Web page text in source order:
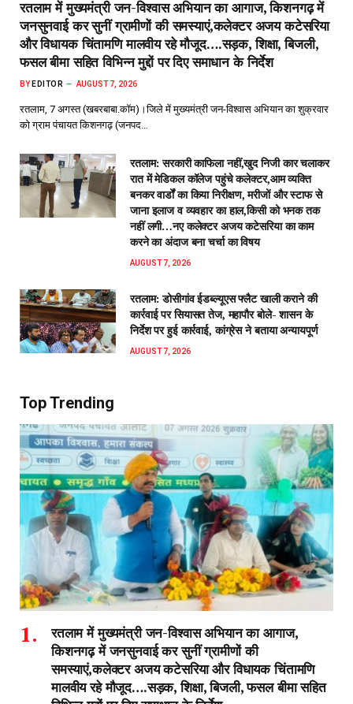
रतलाम में मुख्यमंत्री जन-विश्वास अभियान का आगाज, किशनगढ़ में
जनसुनवाई कर सुनीं ग्रामीणों की समस्याएं,कलेक्टर अजय कटेसरिया
और विधायक चिंतामणि मालवीय रहे मौजूद….सड़क, शिक्षा, बिजली,
फसल बीमा सहित विभिन्न मुद्दों पर दिए समाधान के निर्देश
BY EDITOR AUGUST 7, 2026
रतलाम, 7 अगस्त (खबरबाबा.कॉम)।जिले में मुख्यमंत्री जन-विश्वास अभियान का शुक्रवार
को ग्राम पंचायत किशनगढ़ (जनपद…
रतलाम: सरकारी काफिला नहीं,खुद निजी कार चलाकर
रात में मेडिकल कॉलेज पहुंचे कलेक्टर,आम व्यक्ति
बनकर वार्डों का किया निरीक्षण, मरीजों और स्टाफ से
जाना इलाज व व्यवहार का हाल,किसी को भनक तक
नहीं लगी…नए कलेक्टर अजय कटेसरिया का काम
करने का अंदाज बना चर्चा का विषय
AUGUST 7, 2026
रतलाम: डोसीगांव ईडब्ल्यूएस फ्लैट खाली कराने की
कार्रवाई पर सियासत तेज, महापौर बोले- शासन के
निर्देश पर हुई कार्रवाई, कांग्रेस ने बताया अन्यायपूर्ण
AUGUST 7, 2026
Top Trending
रतलाम में मुख्यमंत्री जन-विश्वास अभियान का आगाज,
किशनगढ़ में जनसुनवाई कर सुनीं ग्रामीणों की
समस्याएं,कलेक्टर अजय कटेसरिया और विधायक चिंतामणि
मालवीय रहे मौजूद….सड़क, शिक्षा, बिजली, फसल बीमा सहित